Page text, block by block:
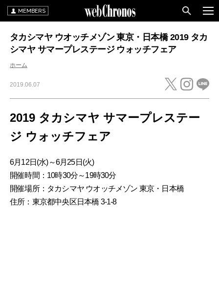
MEMBERS
タカシマヤ ウオッチメゾン 東京・日本橋 2019 タカ
シマヤ サマープレステージ ウォッチフェア
ホーム
2019.06.07
2019 タカシマヤ サマープレステー
ジ ウォッチフェア
6月12日(水)～6月25日(火)
開催時間：10時30分～19時30分
開催場所：タカシマヤ ウオッチメゾン 東京・日本橋
住所：東京都中央区日本橋 3-1-8